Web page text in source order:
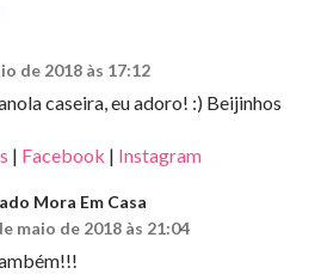
de 2018 às 17:12
caseira, eu adoro! :) Beijinhos
| Facebook | Instagram
Mora Em Casa
maio de 2018 às 21:04